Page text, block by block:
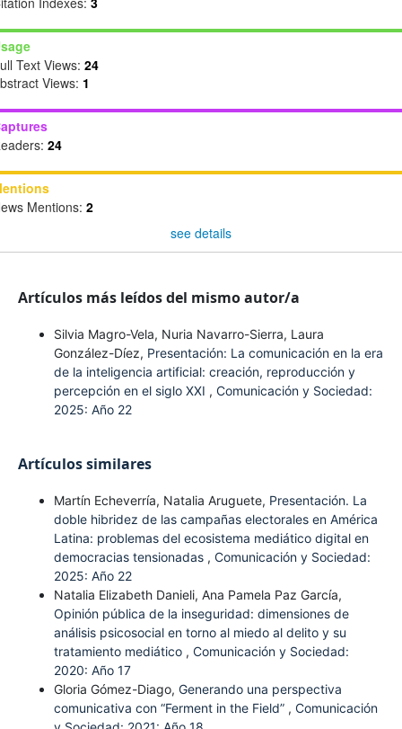
Text Views: 24
Views: 1
24
Mentions: 2
see details
Artículos más leídos del mismo autor/a
Silvia Magro-Vela, Nuria Navarro-Sierra, Laura
González-Díez, Presentación: La comunicación en la era
de la inteligencia artificial: creación, reproducción y
percepción en el siglo XXI , Comunicación y Sociedad:
2025: Año 22
Artículos similares
Martín Echeverría, Natalia Aruguete, Presentación. La
doble hibridez de las campañas electorales en América
Latina: problemas del ecosistema mediático digital en
democracias tensionadas , Comunicación y Sociedad:
2025: Año 22
Natalia Elizabeth Danieli, Ana Pamela Paz García,
Opinión pública de la inseguridad: dimensiones de
análisis psicosocial en torno al miedo al delito y su
tratamiento mediático , Comunicación y Sociedad:
2020: Año 17
Gloria Gómez-Diago, Generando una perspectiva
comunicativa con “Ferment in the Field” , Comunicación